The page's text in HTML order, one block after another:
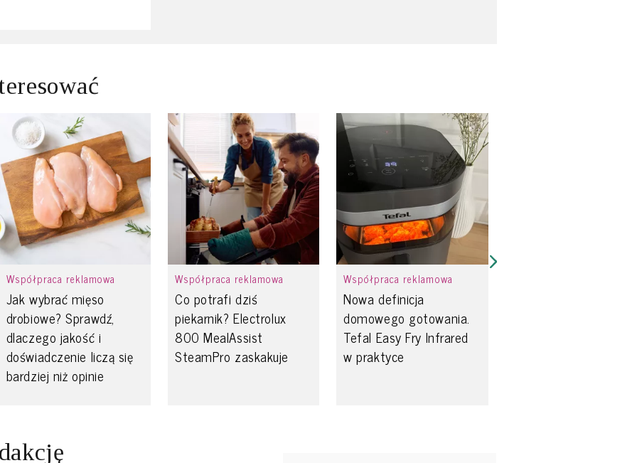
Współpraca reklamowa
Jak wybrać mięso
drobiowe? Sprawdź,
dlaczego jakość i
doświadczenie liczą się
bardziej niż opinie
Współpraca reklamowa
Co potrafi dziś
piekarnik? Electrolux
800 MealAssist
SteamPro zaskakuje
Współpraca reklamowa
Nowa definicja
domowego gotowania.
Tefal Easy Fry Infrared
w praktyce